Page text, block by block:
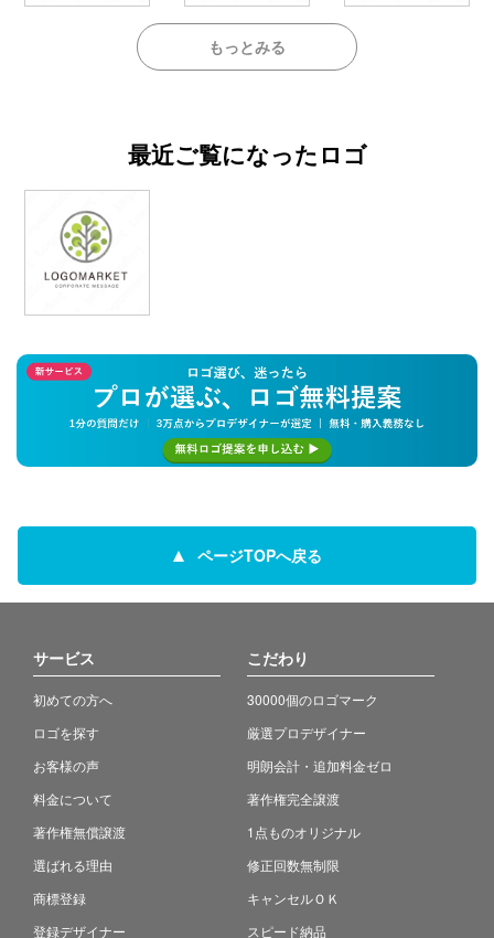
もっとみる
最近ご覧になったロゴ
ページTOPへ戻る
サービス
初めての方へ
ロゴを探す
お客様の声
料金について
著作権無償譲渡
選ばれる理由
商標登録
登録デザイナー
こだわり
30000個のロゴマーク
厳選プロデザイナー
明朗会計・追加料金ゼロ
著作権完全譲渡
1点ものオリジナル
修正回数無制限
キャンセルＯＫ
スピード納品